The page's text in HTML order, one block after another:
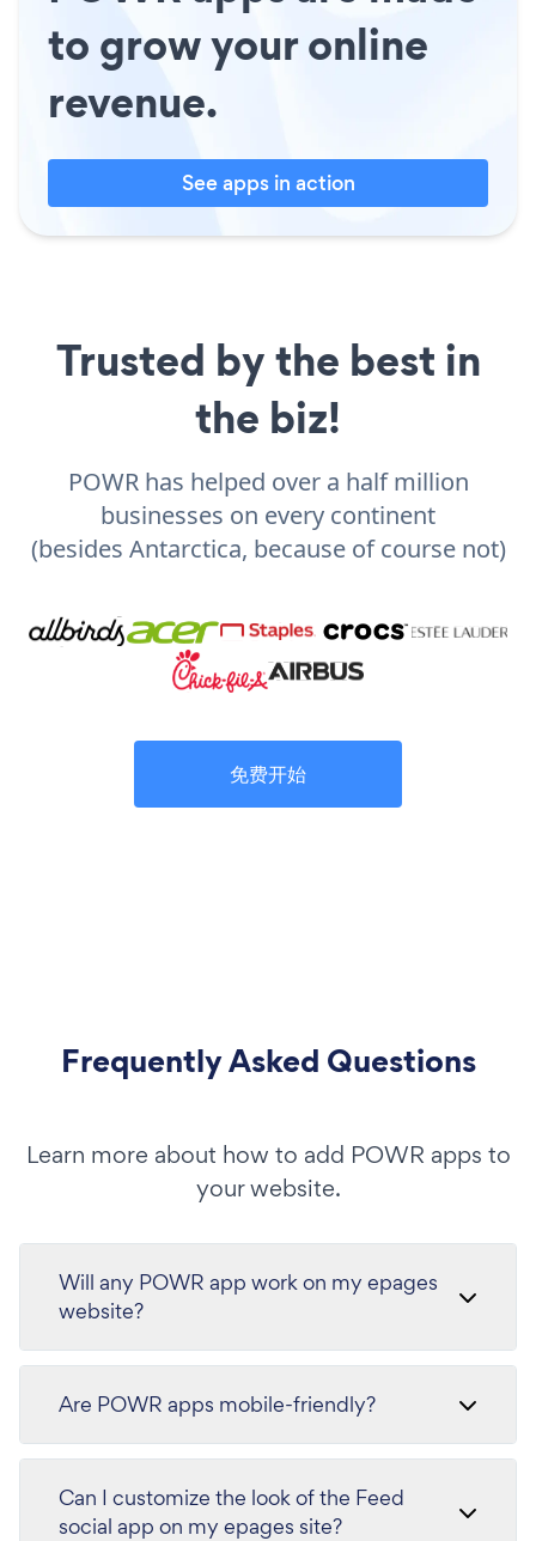
to grow your online
revenue.
See apps in action
Trusted by the best in
the biz!
POWR has helped over a half million
businesses on every continent
(besides Antarctica, because of course not)
免费开始
Frequently Asked Questions
Learn more about how to add POWR apps to
your website.
Will any POWR app work on my epages
website?
Are POWR apps mobile-friendly?
Can I customize the look of the Feed
social app on my epages site?